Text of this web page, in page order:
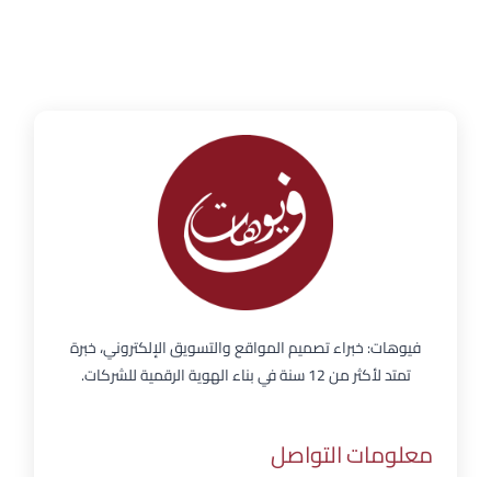
فيوهات: خبراء تصميم المواقع والتسويق الإلكتروني، خبرة
تمتد لأكثر من 12 سنة في بناء الهوية الرقمية للشركات.
معلومات التواصل